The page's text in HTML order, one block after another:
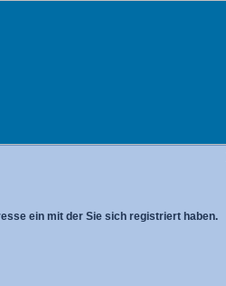
ein mit der Sie sich registriert haben.